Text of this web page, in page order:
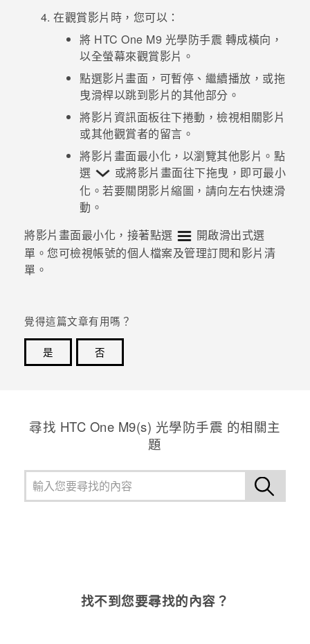
在觀賞影片時，您可以：
將 HTC One M9 光學防手震 轉成橫向，
以全螢幕來觀賞影片。
點選影片畫面，可暫停、繼續播放，或拖
曳滑桿以跳到影片的其他部分。
將影片資訊面板往下捲動，檢視相關影片
或其他觀賞者的留言。
將影片畫面最小化，以瀏覽其他影片。點
選
或將影片畫面往下拖曳，即可最小
化。若要關閉影片縮圖，請向左右快速滑
動。
將影片畫面最小化，接著點選
開啟滑出式選
單。您可檢視帳號的個人檔案及管理訂閱和影片清
單。
覺得這篇文章有用嗎？
是
否
尋找 HTC One M9(s) 光學防手震 的相關主
題
找不到您要尋找的內容？